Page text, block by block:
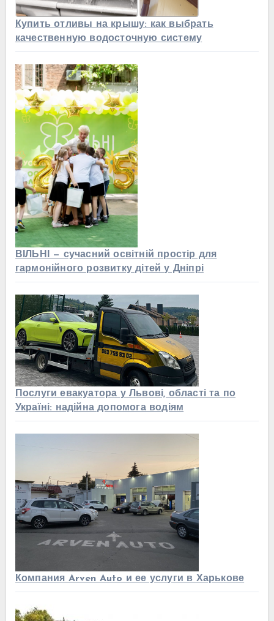
Купить отливы на крышу: как выбрать
качественную водосточную систему
ВІЛЬНІ — сучасний освітній простір для
гармонійного розвитку дітей у Дніпрі
Послуги евакуатора у Львові, області та по
Україні: надійна допомога водіям
Компания Arven Auto и ее услуги в Харькове